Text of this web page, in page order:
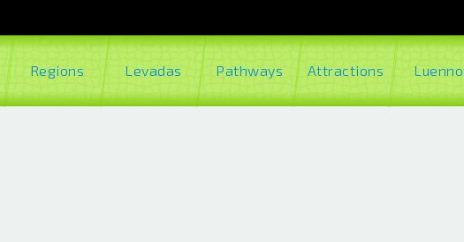
Regions Levadas Pathways Attractions